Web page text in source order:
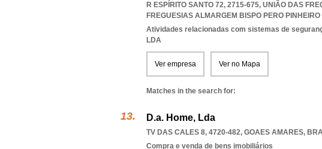
R ESPÍRITO SANTO 72, 2715-675, UNIÃO DAS
FREGUESIAS ALMARGEM BISPO PERO
Atividades relacionadas com sistemas de
LDA
Ver empresa Ver no Mapa
Matches in the search for:
D.a. Home, Lda
TV DAS CALES 8, 4720-482, GOAES AMARES,
Compra e venda de bens imobiliários